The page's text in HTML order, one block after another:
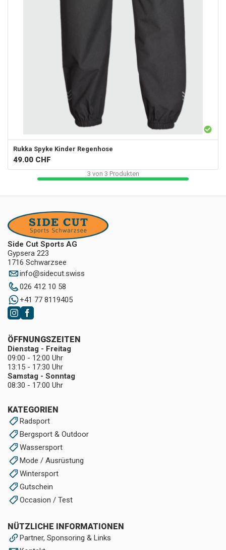
Rukka Spyke Kinder Regenhose
49.00 CHF
3 von 3 Produkten
Side Cut Sports AG
Gypsera 223
1716 Schwarzsee
info@sidecut.swiss
026 412 10 58
+41 77 8119405
KATEGORIEN
Radsport
Bergsport & Outdoor
Wassersport
Mode / Ausrüstung
Wintersport
Gutschein
Occasion / Test
NÜTZLICHE INFORMATIONEN
Partner, Sponsoring & Links
ÖFFNUNGSZEITEN
Dienstag - Freitag
09:00 - 12:00 Uhr
13:15 - 17:30 Uhr
Samstag - Sonntag
08:30 - 17:00 Uhr